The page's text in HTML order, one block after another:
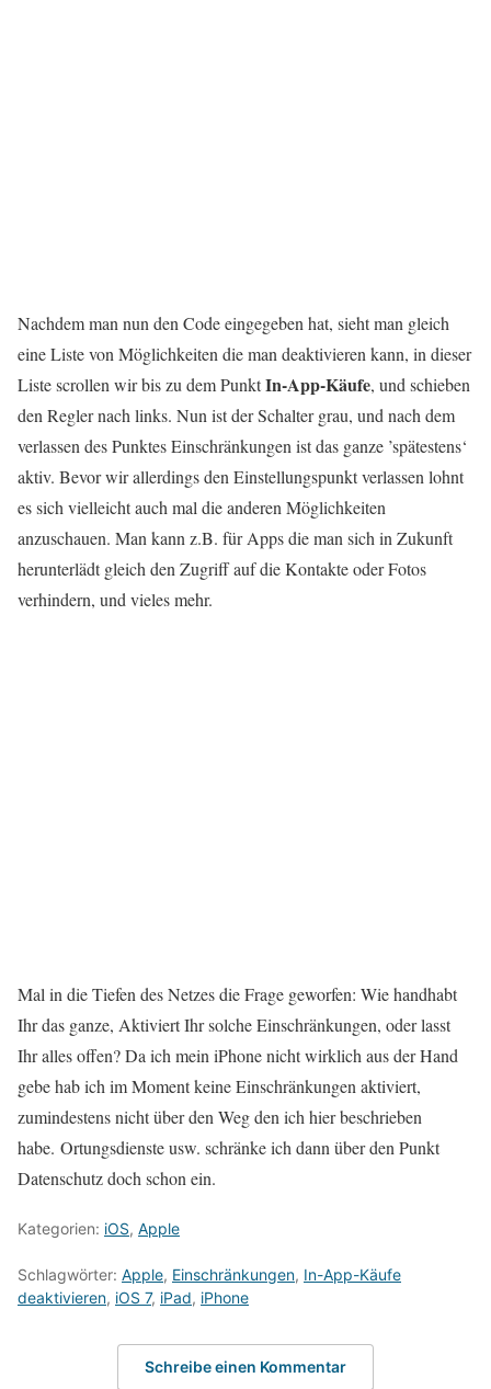
Nachdem man nun den Code eingegeben hat, sieht man gleich
eine Liste von Möglichkeiten die man deaktivieren kann, in dieser
Liste scrollen wir bis zu dem PunktIn-App-Käufe, und schieben
den Regler nach links. Nun ist der Schalter grau, und nach dem
verlassen des Punktes Einschränkungen ist das ganze ’spätestens‘
aktiv. Bevor wir allerdings den Einstellungspunkt verlassen lohnt
es sich vielleicht auch mal die anderen Möglichkeiten
anzuschauen. Man kann z.B. für Apps die man sich in Zukunft
herunterlädt gleich den Zugriff auf die Kontakte oder Fotos
verhindern, und vieles mehr.
Mal in die Tiefen des Netzes die Frage geworfen: Wie handhabt
Ihr das ganze, Aktiviert Ihr solche Einschränkungen, oder lasst
Ihr alles offen? Da ich mein iPhone nicht wirklich aus der Hand
gebe hab ich im Moment keine Einschränkungen aktiviert,
zumindestens nicht über den Weg den ich hier beschrieben
habe. Ortungsdienste usw. schränke ich dann über den Punkt
Datenschutz doch schon ein.
Kategorien: iOS, Apple
Schlagwörter: Apple, Einschränkungen, In-App-Käufe
deaktivieren, iOS 7, iPad, iPhone
Schreibe einen Kommentar